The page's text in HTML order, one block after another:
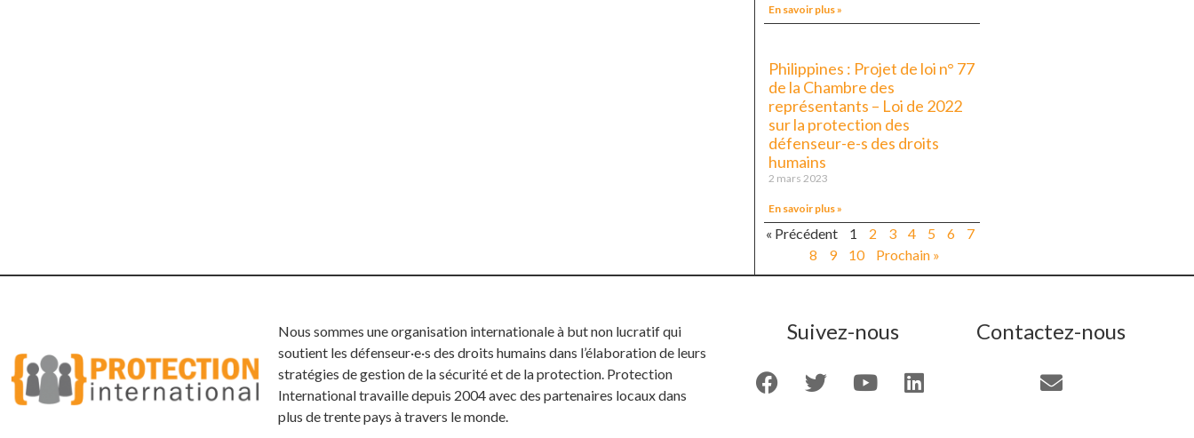
En savoir plus »
Philippines : Projet de loi n° 77
de la Chambre des
représentants – Loi de 2022
sur la protection des
défenseur-e-s des droits
humains
2 mars 2023
En savoir plus »
« Précédent 1 2 3 4 5 6
7
8
9 10 Prochain »
Nous sommes une organisation internationale à but non lucratif qui
soutient les défenseur·e·s des droits humains dans l’élaboration de leurs
stratégies de gestion de la sécurité et de la protection. Protection
International travaille depuis 2004 avec des partenaires locaux dans
plus de trente pays à travers le monde.
Suivez-nous Contactez-nous